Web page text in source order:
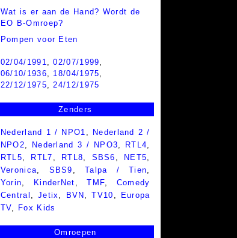
Wat is er aan de Hand? Wordt de
EO B-Omroep?
Pompen voor Eten
02/04/1991,02/07/1999,
06/10/1936, 18/04/1975,
22/12/1975,24/12/1975
Zenders
Nederland 1 / NPO1
Nederland 2 /
NPO2
Nederland 3 / NPO3 RTL4
RTL5
RTL7 RTL8 SBS6 NET5
Veronica
SBS9 ,Talpa / Tien
Yorin
KinderNet ,TMF
Comedy
Central
Jetix BVN ,TV10
Europa
TV
Fox Kids
Omroepen